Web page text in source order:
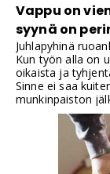
Vappu on
syynä on
Juhlapyhinä
Kun työn alla on
oikaista ja
Sinne ei saa
munkinpaiston
suljettuun
kaataa edes